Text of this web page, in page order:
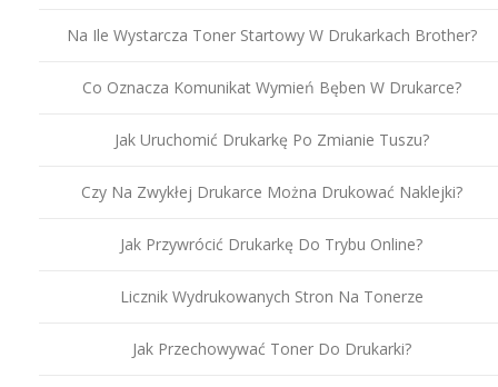
Na Ile Wystarcza Toner Startowy W Drukarkach Brother?
Co Oznacza Komunikat Wymień Bęben W Drukarce?
Jak Uruchomić Drukarkę Po Zmianie Tuszu?
Czy Na Zwykłej Drukarce Można Drukować Naklejki?
Jak Przywrócić Drukarkę Do Trybu Online?
Licznik Wydrukowanych Stron Na Tonerze
Jak Przechowywać Toner Do Drukarki?